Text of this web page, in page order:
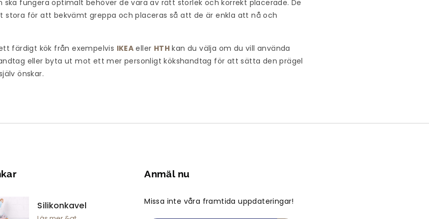
ska fungera optimalt behöver de vara av rätt storlek och korrekt placerade. De
stora för att bekvämt greppa och placeras så att de är enkla att nå och
färdigt kök från exempelvis IKEA eller HTH kan du välja om du vill använda
eller byta ut mot ett mer personligt kökshandtag för att sätta den prägel
önskar.
Silikonkavel
Anmäl nu
Missa inte våra framtida uppdateringar!